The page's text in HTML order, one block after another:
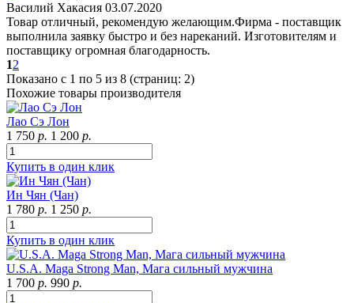
Василий Хакасия 03.07.2020
Товар отличный, рекомендую желающим.Фирма - поставщик
выполнила заявку быстро и без нареканий. Изготовителям и
поставщику огромная благодарность.
12
Показано с 1 по 5 из 8 (страниц: 2)
Похожие товары производителя
Лао Сэ Лон
1 750 р. 1 200 р.
Купить в один клик
Ин Чян (Чан)
1 780 р. 1 250 р.
Купить в один клик
U.S.A. Maga Strong Man, Мага сильный мужчина
1 700 р. 990 р.